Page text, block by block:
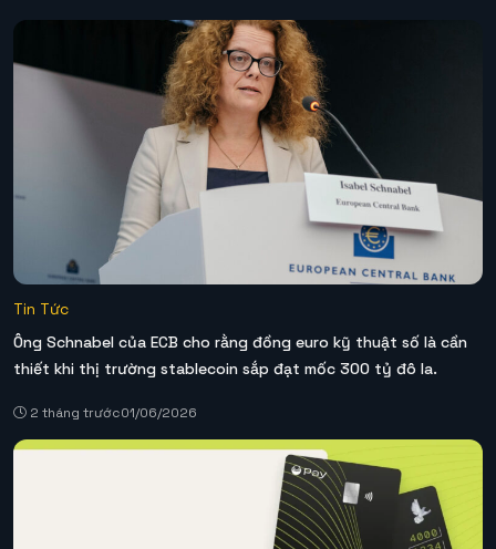
Tin Tức
Ông Schnabel của ECB cho rằng đồng euro kỹ thuật số là cần
thiết khi thị trường stablecoin sắp đạt mốc 300 tỷ đô la.
2 tháng trước01/06/2026